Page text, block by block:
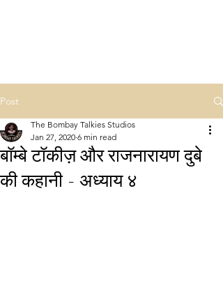
Post
बॉम्बे टॉकीज़ और राजनारायण दुबे
की कहानी - अध्याय ४
The Bombay Talkies Studios
Jan 27, 2020 6 min read